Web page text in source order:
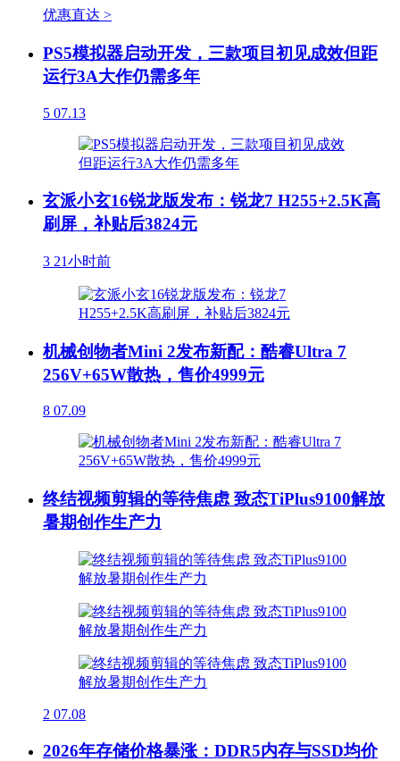
优惠直达 >
PS5模拟器启动开发，三款项目初见成效但距
运行3A大作仍需多年
5 07.13
玄派小玄16锐龙版发布：锐龙7 H255+2.5K高
刷屏，补贴后3824元
3 21小时前
机械创物者Mini 2发布新配：酷睿Ultra 7
256V+65W散热，售价4999元
8 07.09
终结视频剪辑的等待焦虑 致态TiPlus9100解放
暑期创作生产力
2 07.08
2026年存储价格暴涨：DDR5内存与SSD均价